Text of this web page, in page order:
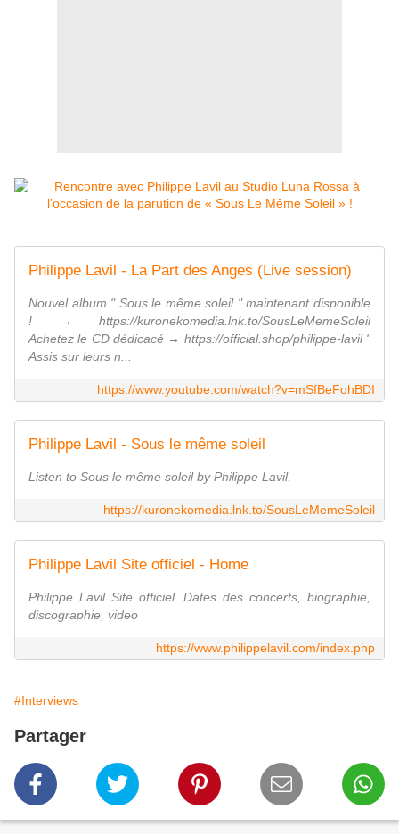
Philippe Lavil - La Part des Anges (Live session)
Nouvel album " Sous le même soleil " maintenant disponible
! → https://kuronekomedia.lnk.to/SousLeMemeSoleil
Achetez le CD dédicacé → https://official.shop/philippe-lavil "
Assis sur leurs n...
https://www.youtube.com/watch?v=mSfBeFohBDI
Philippe Lavil - Sous le même soleil
Listen to Sous le même soleil by Philippe Lavil.
https://kuronekomedia.lnk.to/SousLeMemeSoleil
Philippe Lavil Site officiel - Home
Philippe Lavil Site officiel. Dates des concerts, biographie,
discographie, video
https://www.philippelavil.com/index.php
#Interviews
Partager